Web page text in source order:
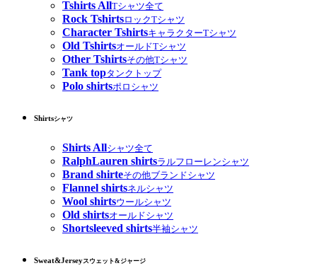
Tshirts AllTシャツ全て
Rock TshirtsロックTシャツ
Character TshirtsキャラクターTシャツ
Old TshirtsオールドTシャツ
Other Tshirtsその他Tシャツ
Tank topタンクトップ
Polo shirtsポロシャツ
Shirtsシャツ
Shirts Allシャツ全て
RalphLauren shirtsラルフローレンシャツ
Brand shirteその他ブランドシャツ
Flannel shirtsネルシャツ
Wool shirtsウールシャツ
Old shirtsオールドシャツ
Shortsleeved shirts半袖シャツ
Sweat&Jerseyスウェット&ジャージ